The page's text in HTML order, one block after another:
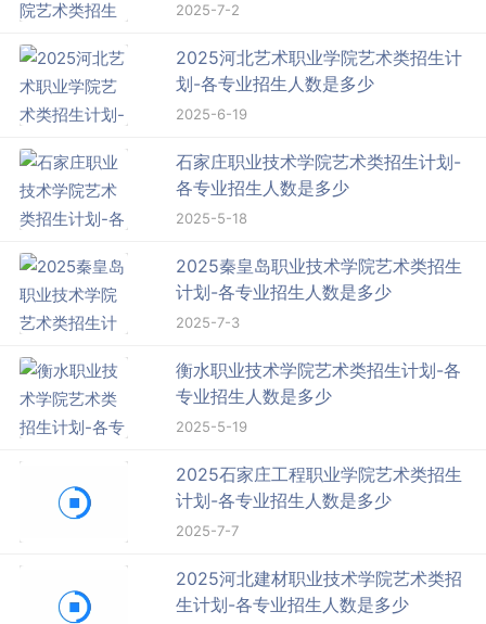
2025-7-2
2025河北艺术职业学院艺术类招生计
划-各专业招生人数是多少
2025-6-19
石家庄职业技术学院艺术类招生计划-
各专业招生人数是多少
2025-5-18
2025秦皇岛职业技术学院艺术类招生
计划-各专业招生人数是多少
2025-7-3
衡水职业技术学院艺术类招生计划-各
专业招生人数是多少
2025-5-19
2025石家庄工程职业学院艺术类招生
计划-各专业招生人数是多少
2025-7-7
2025河北建材职业技术学院艺术类招
生计划-各专业招生人数是多少